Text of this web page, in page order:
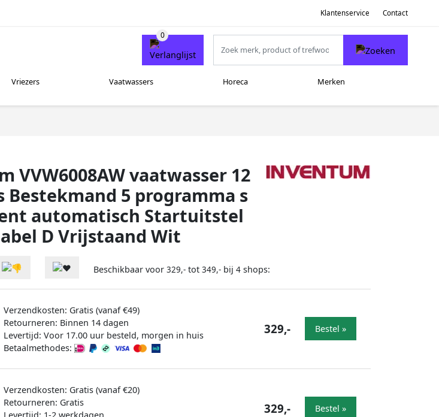
Klantenservice Contact
Vriezers Vaatwassers Horeca Merken
VVW6008AW vaatwasser 12
Bestekmand 5 programma s
automatisch Startuitstel
D Vrijstaand Wit
Beschikbaar voor 329,- tot 349,- bij 4 shops:
Verzendkosten: Gratis (vanaf €49)
Retourneren: Binnen 14 dagen
Levertijd: Voor 17.00 uur besteld, morgen in huis
Betaalmethodes:
329,- Bestel »
Verzendkosten: Gratis (vanaf €20)
Retourneren: Gratis
Levertijd: 1-2 werkdagen
329,- Bestel »